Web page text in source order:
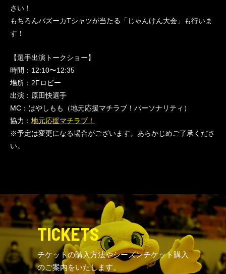
さい！
もちろんバズーカTシャツが当たる「じゃんけん大会」も行いま
す！
【選手出演トークショー】
時間：12:10〜12:35
場所：2Fロビー
出演：原田快選手
MC：はやしもも（地元応援マチラブ！パーソナリティ）
協力： 地元応援マチラブ！
※予定は変更になる場合がございます。あらかじめご了承くださ
い。
TICKETS
チケットの購入方法やシーズンチケット購入
のご案内をいたします。